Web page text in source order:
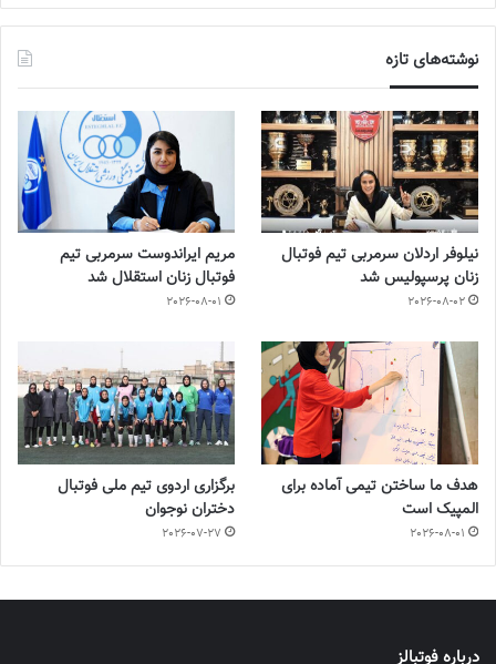
نوشته‌های تازه
نیلوفر اردلان سرمربی تیم فوتبال
زنان پرسپولیس شد
2026-08-02
مریم ایراندوست سرمربی تیم
فوتبال زنان استقلال شد
2026-08-01
هدف ما ساختن تیمی آماده برای
المپیک است
2026-08-01
برگزاری اردوی تیم ملی فوتبال
دختران نوجوان
2026-07-27
درباره فوتبالز